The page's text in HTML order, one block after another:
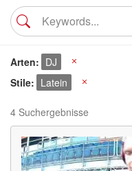
Arten DJ
Stile
Latein
4 Suchergebnisse